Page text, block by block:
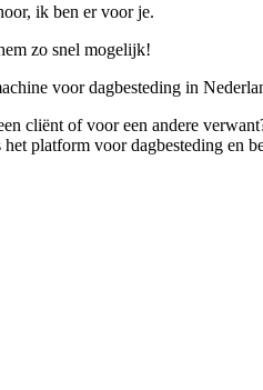
ik ben er voor je.
zo snel mogelijk!
voor dagbesteding in
cliënt of voor een andere
platform voor dagbesteding en